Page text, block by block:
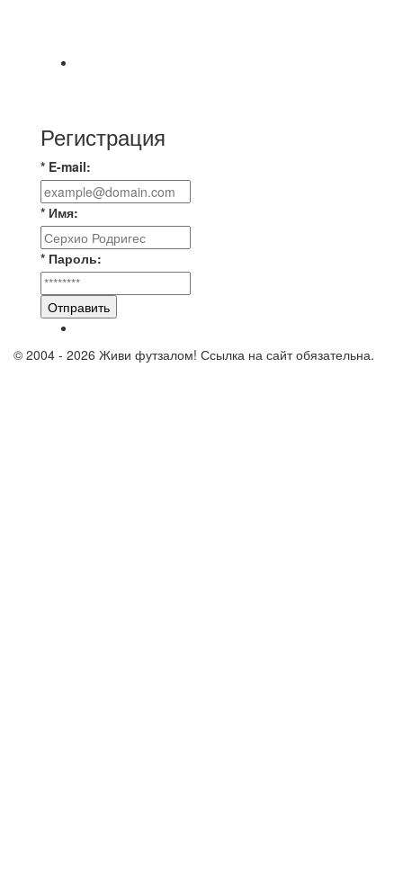
Регистрация
* E-mail:
* Имя:
* Пароль:
Отправить
© 2004 - 2026 Живи футзалом! Ссылка на сайт обязательна.